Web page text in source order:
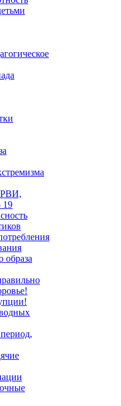
19
образа